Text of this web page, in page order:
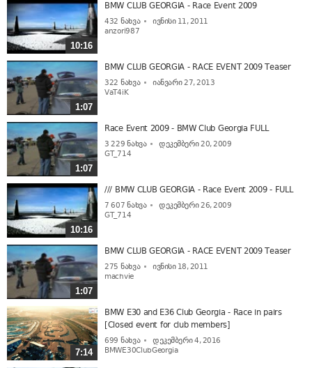
10:16
BMW CLUB GEORGIA - Race Event 2009
432 ნახვა
ივნისი 11, 2011
anzori987
1:07
BMW CLUB GEORGIA - RACE EVENT 2009 Teaser
322 ნახვა
იანვარი 27, 2013
VaT4iK
1:07
Race Event 2009 - BMW Club Georgia FULL
3 229 ნახვა
დეკემბერი 20, 2009
GT_714
10:16
/// BMW CLUB GEORGIA - Race Event 2009 - FULL
7 607 ნახვა
დეკემბერი 26, 2009
GT_714
1:07
BMW CLUB GEORGIA - RACE EVENT 2009 Teaser
275 ნახვა
ივნისი 18, 2011
machvie
7:14
BMW E30 and E36 Club Georgia - Race in pairs
[Closed event for club members]
699 ნახვა
დეკემბერი 4, 2016
BMWE30ClubGeorgia